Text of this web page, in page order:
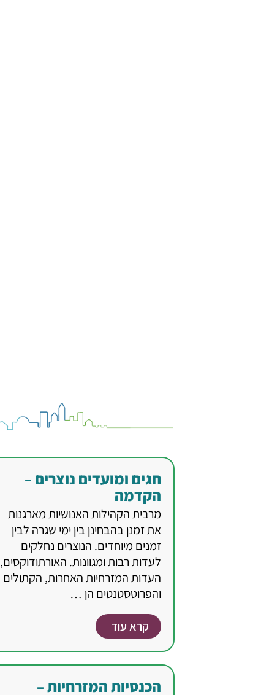
חגים ומועדים נוצרים –
הקדמה
מרבית הקהילות האנושיות מארגנות
את זמנן בהבחינן בין ימי שגרה לבין
זמנים מיוחדים. הנוצרים נחלקים
לעדות רבות ומגוונות. האורתודוקסים,
העדות המזרחיות האחרות, הקתולים
והפרוטסטנטים הן …
קרא עוד
הכנסיות המזרחיות –